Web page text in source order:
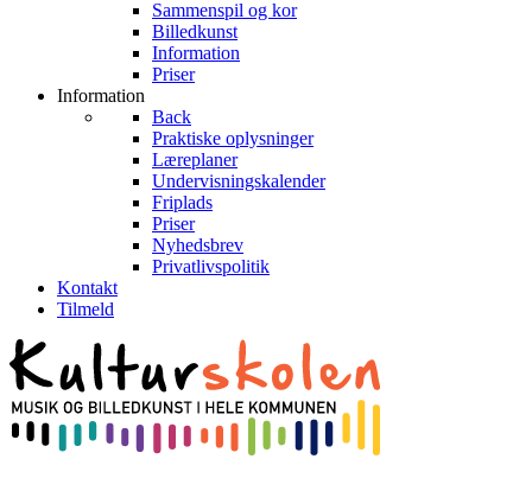
Sammenspil og kor
Billedkunst
Information
Priser
Information
Back
Praktiske oplysninger
Læreplaner
Undervisningskalender
Friplads
Priser
Nyhedsbrev
Privatlivspolitik
Kontakt
Tilmeld